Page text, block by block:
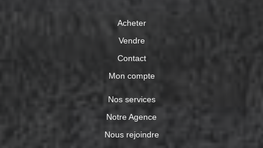
Acheter
Vendre
Contact
Mon compte
Nos services
Notre Agence
Nous rejoindre